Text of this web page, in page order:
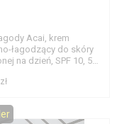
Acai, krem
łagodzący do skóry
na dzień, SPF 10, 50
zł